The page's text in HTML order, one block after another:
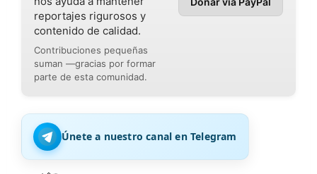
reportajes rigurosos y
contenido de calidad.
Contribuciones pequeñas
suman —gracias por formar
parte de esta comunidad.
Únete a nuestro canal en Telegram